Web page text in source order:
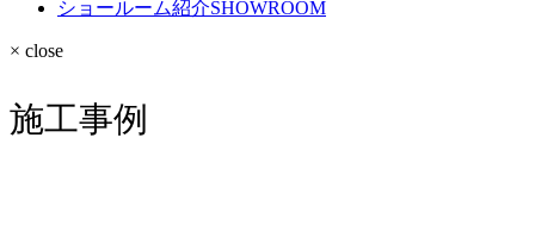
ショールーム紹介SHOWROOM
× close
施工事例